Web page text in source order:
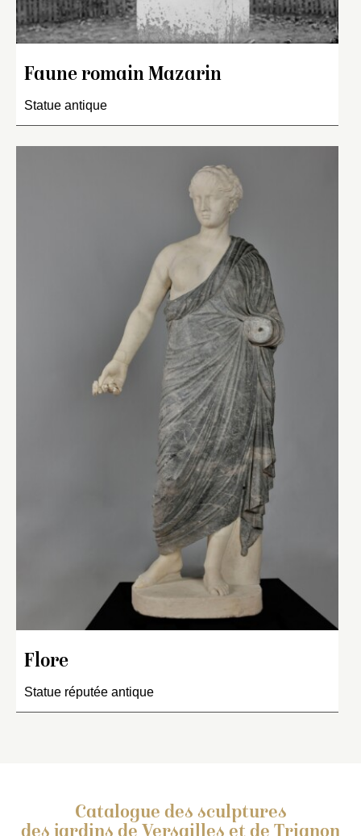
Faune romain Mazarin
Statue antique
Flore
Statue réputée antique
Catalogue des sculptures